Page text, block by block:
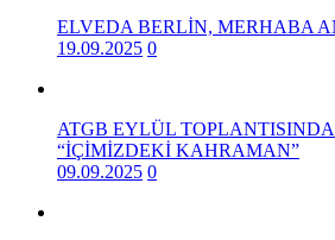
ELVEDA BERLİN, MERHABA
19.09.2025 0
ATGB EYLÜL
“İÇİMİZDEKİ KAHRAMAN”
09.09.2025 0